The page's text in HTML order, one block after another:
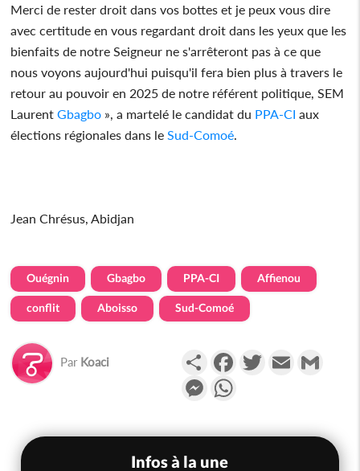
Merci de rester droit dans vos bottes et je peux vous dire
avec certitude en vous regardant droit dans les yeux que les
bienfaits de notre Seigneur ne s'arrêteront pas à ce que
nous voyons aujourd'hui puisqu'il fera bien plus à travers le
retour au pouvoir en 2025 de notre référent politique, SEM
LaurentGbagbo », a martelé le candidat du PPA-CI aux
élections régionales dans le Sud-Comoé
Jean Chrésus, Abidjan
Ouégnin Gbagbo PPA-CI Affienou
conflit Aboisso Sud-Comoé
Par Koaci PartagerFacebookTwitterEmail
Messenger
Infos à la une